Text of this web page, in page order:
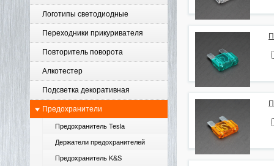
Логотипы светодиодные
Переходники прикуривателя
Повторитель поворота
Алкотестер
Подсветка декоративная
Предохранители
Предохранитель Tesla
Держатели предохранителей
Предохранитель K&S